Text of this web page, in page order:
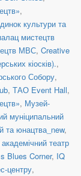
,
культури та
мистецтв
МВС, Creative
кіосків).,
Собору,
, ТАО Event Hall,
, Музей-
муніципальний
та юнацтва_new,
театр
Blues Corner, IQ
центру,